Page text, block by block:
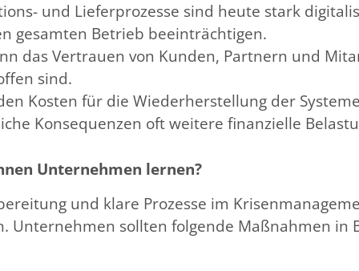
und Lieferprozesse sind heute stark
gesamten Betrieb beeinträchtigen.
das Vertrauen von Kunden, Partnern und
sind.
Kosten für die Wiederherstellung der
Konsequenzen oft weitere finanzielle
Unternehmen lernen?
und klare Prozesse im
Unternehmen sollten folgende Maßnahmen in